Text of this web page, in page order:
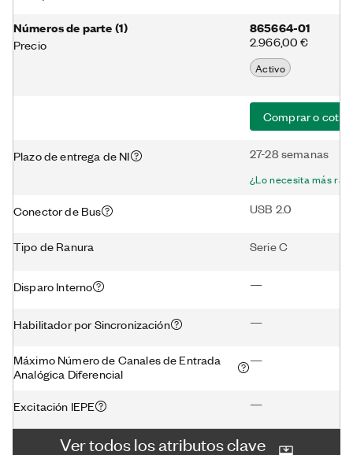
Números de parte(1)
Precio
865664-01
2.966,00 €
Activo
Comprar o
Plazo de entrega de NI 27-28 semanas
¿Lo necesita más
Conector de Bus USB 2.0
Tipo de Ranura Serie C
Disparo Interno —
Habilitador por Sincronización —
Máximo Número de Canales de Entrada
Analógica Diferencial
—
Excitación IEPE —
Ver todos los atributos clave